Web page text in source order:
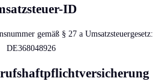
ID
gemäß § 27 a Umsatzsteuergesetz:
DE368048926